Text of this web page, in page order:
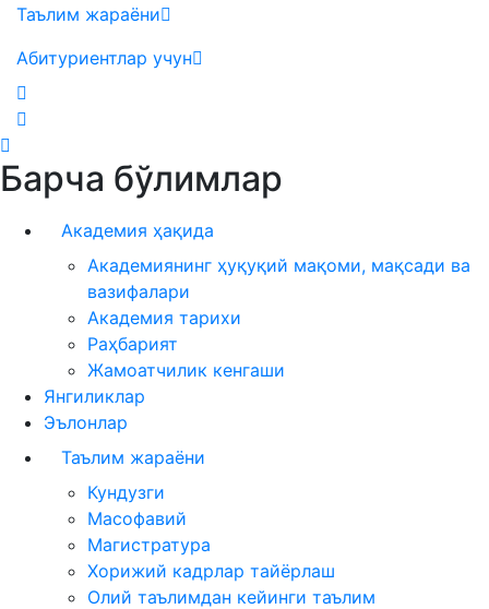
Таълим жараёни
Абитуриентлар учун
Барча бўлимлар
Академия ҳақида
Академиянинг ҳуқуқий мақоми, мақсади ва
вазифалари
Академия тарихи
Раҳбарият
Жамоатчилик кенгаши
Янгиликлар
Эълонлар
Таълим жараёни
Кундузги
Масофавий
Магистратура
Хорижий кадрлар тайёрлаш
Олий таълимдан кейинги таълим